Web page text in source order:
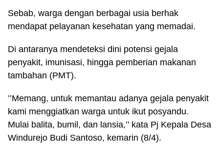
Sebab, warga dengan berbagai usia berhak
mendapat pelayanan kesehatan yang memadai.
Di antaranya mendeteksi dini potensi gejala
penyakit, imunisasi, hingga pemberian makanan
tambahan (PMT).
’’Memang, untuk memantau adanya gejala penyakit
kami menggiatkan warga untuk ikut posyandu.
Mulai balita, bumil, dan lansia,’’ kata Pj Kepala Desa
Windurejo Budi Santoso, kemarin (8/4).